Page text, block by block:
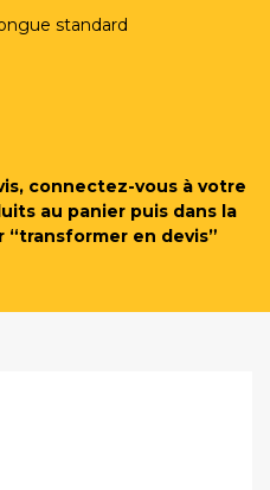
standard
connectez-vous à votre
au panier puis dans la
“transformer en devis”